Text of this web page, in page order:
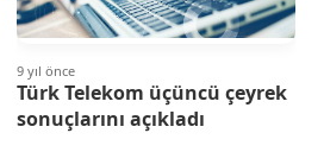
9 yıl önce
Türk Telekom üçüncü çeyrek
sonuçlarını açıkladı